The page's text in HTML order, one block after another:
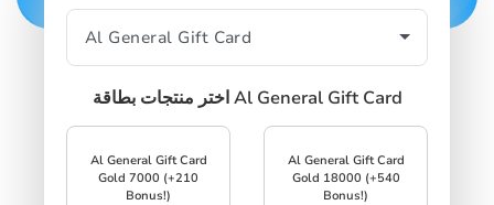
اختر منتجات بطاقة Al General Gift Card
Al General Gift Card
Gold 7000 (+210
Bonus!)
Al General Gift Card
Gold 18000 (+540
Bonus!)